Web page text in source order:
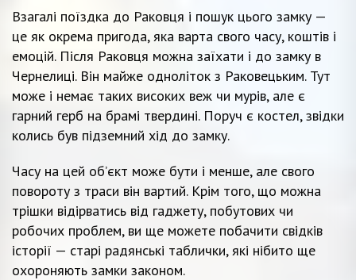
Взагалі поїздка до Раковця і пошук цього замку —
це як окрема пригода, яка варта свого часу, коштів і
емоцій. Після Раковця можна заїхати і до замку в
Чернелиці. Він майже одноліток з Раковецьким. Тут
може і немає таких високих веж чи мурів, але є
гарний герб на брамі твердині. Поруч є костел, звідки
колись був підземний хід до замку.
Часу на цей об’єкт може бути і менше, але свого
повороту з траси він вартий. Крім того, що можна
трішки відірватись від гаджету, побутових чи
робочих проблем, ви ще можете побачити свідків
історії — старі радянські таблички, які нібито ще
охороняють замки законом.